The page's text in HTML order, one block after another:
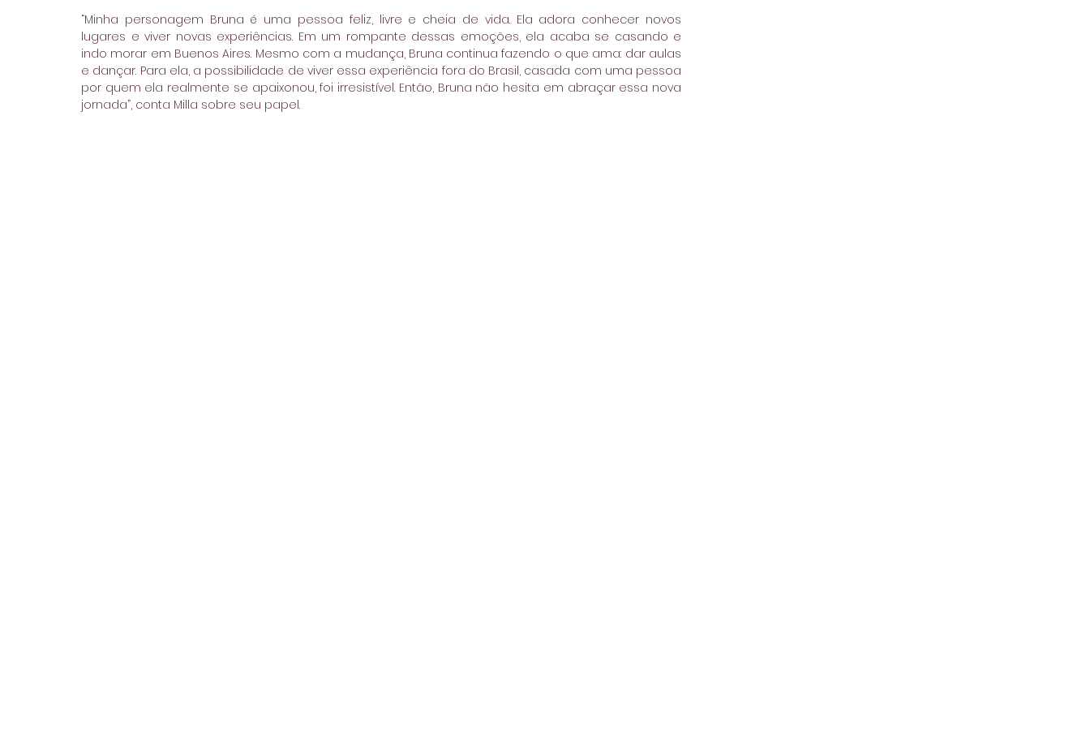
“Minha personagem Bruna é uma pessoa feliz, livre e cheia de vida. Ela adora conhecer novos
lugares e viver novas experiências. Em um rompante dessas emoções, ela acaba se casando e
indo morar em Buenos Aires. Mesmo com a mudança, Bruna continua fazendo o que ama: dar aulas
e dançar. Para ela, a possibilidade de viver essa experiência fora do Brasil, casada com uma pessoa
por quem ela realmente se apaixonou, foi irresistível. Então, Bruna não hesita em abraçar essa nova
jornada”, conta Milla sobre seu papel.